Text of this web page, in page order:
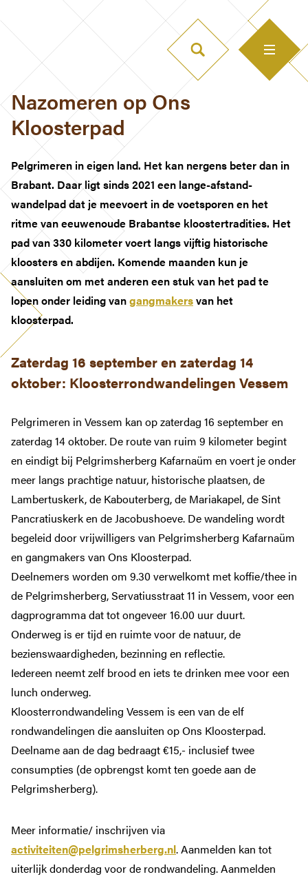
Nazomeren op Ons
Kloosterpad
Pelgrimeren in eigen land. Het kan nergens beter dan in
Brabant. Daar ligt sinds 2021 een lange-afstand-
wandelpad dat je meevoert in de voetsporen en het
ritme van eeuwenoude Brabantse kloostertradities. Het
pad van 330 kilometer voert langs vijftig historische
kloosters en abdijen. Komende maanden kun je
aansluiten om met anderen een stuk van het pad te
lopen onder leiding vangangmakersvan het
kloosterpad.
Zaterdag 16 september en zaterdag 14
oktober: Kloosterrondwandelingen Vessem
Pelgrimeren in Vessem kan op zaterdag 16 september en
zaterdag 14 oktober. De route van ruim 9 kilometer begint
en eindigt bij Pelgrimsherberg Kafarnaüm en voert je onder
meer langs prachtige natuur, historische plaatsen, de
Lambertuskerk, de Kabouterberg, de Mariakapel, de Sint
Pancratiuskerk en de Jacobushoeve. De wandeling wordt
begeleid door vrijwilligers van Pelgrimsherberg Kafarnaüm
en gangmakers van Ons Kloosterpad.
Deelnemers worden om 9.30 verwelkomt met koffie/thee in
de Pelgrimsherberg, Servatiusstraat 11 in Vessem, voor een
dagprogramma dat tot ongeveer 16.00 uur duurt.
Onderweg is er tijd en ruimte voor de natuur, de
bezienswaardigheden, bezinning en reflectie.
Iedereen neemt zelf brood en iets te drinken mee voor een
lunch onderweg.
Kloosterrondwandeling Vessem is een van de elf
rondwandelingen die aansluiten op Ons Kloosterpad.
Deelname aan de dag bedraagt €15,- inclusief twee
consumpties (de opbrengst komt ten goede aan de
Pelgrimsherberg).
Meer informatie/ inschrijven via
activiteiten@pelgrimsherberg.nl. Aanmelden kan tot
uiterlijk donderdag voor de rondwandeling. Aanmelden